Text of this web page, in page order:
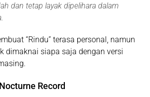
dan tetap layak dipelihara dalam
“Rindu” terasa personal, namun
dimaknai siapa saja dengan versi
Record